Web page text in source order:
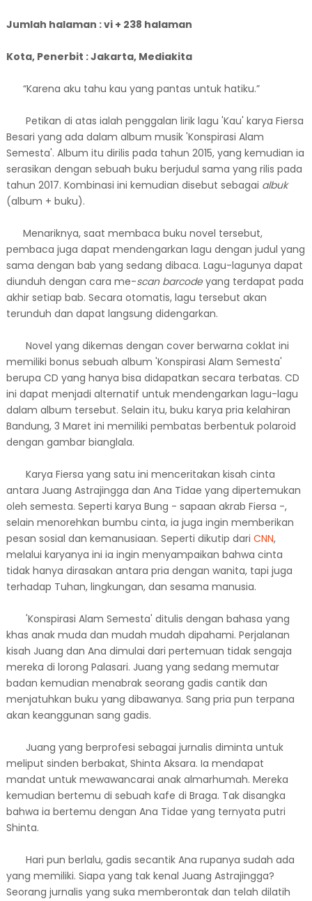
Jumlah halaman : vi + 238 halaman
Kota, Penerbit : Jakarta, Mediakita
“Karena aku tahu kau yang pantas untuk hatiku.”
Petikan di atas ialah penggalan lirik lagu 'Kau' karya Fiersa
Besari yang ada dalam album musik 'Konspirasi Alam
Semesta'. Album itu dirilis pada tahun 2015, yang kemudian ia
serasikan dengan sebuah buku berjudul sama yang rilis pada
tahun 2017. Kombinasi ini kemudian disebut sebagai albuk
(album + buku).
Menariknya, saat membaca buku novel tersebut,
pembaca juga dapat mendengarkan lagu dengan judul yang
sama dengan bab yang sedang dibaca. Lagu-lagunya dapat
diunduh dengan cara me-scan barcodeyang terdapat pada
akhir setiap bab. Secara otomatis, lagu tersebut akan
terunduh dan dapat langsung didengarkan.
Novel yang dikemas dengan cover berwarna coklat ini
memiliki bonus sebuah album 'Konspirasi Alam Semesta'
berupa CD yang hanya bisa didapatkan secara terbatas. CD
ini dapat menjadi alternatif untuk mendengarkan lagu-lagu
dalam album tersebut. Selain itu, buku karya pria kelahiran
Bandung, 3 Maret ini memiliki pembatas berbentuk polaroid
dengan gambar bianglala.
Karya Fiersa yang satu ini menceritakan kisah cinta
antara Juang Astrajingga dan Ana Tidae yang dipertemukan
oleh semesta. Seperti karya Bung - sapaan akrab Fiersa -,
selain menorehkan bumbu cinta, ia juga ingin memberikan
pesan sosial dan kemanusiaan. Seperti dikutip dari CNN,
melalui karyanya ini ia ingin menyampaikan bahwa cinta
tidak hanya dirasakan antara pria dengan wanita, tapi juga
terhadap Tuhan, lingkungan, dan sesama manusia.
'Konspirasi Alam Semesta' ditulis dengan bahasa yang
khas anak muda dan mudah mudah dipahami. Perjalanan
kisah Juang dan Ana dimulai dari pertemuan tidak sengaja
mereka di lorong Palasari. Juang yang sedang memutar
badan kemudian menabrak seorang gadis cantik dan
menjatuhkan buku yang dibawanya. Sang pria pun terpana
akan keanggunan sang gadis.
Juang yang berprofesi sebagai jurnalis diminta untuk
meliput sinden berbakat, Shinta Aksara. Ia mendapat
mandat untuk mewawancarai anak almarhumah. Mereka
kemudian bertemu di sebuah kafe di Braga. Tak disangka
bahwa ia bertemu dengan Ana Tidae yang ternyata putri
Shinta.
Hari pun berlalu, gadis secantik Ana rupanya sudah ada
yang memiliki. Siapa yang tak kenal Juang Astrajingga?
Seorang jurnalis yang suka memberontak dan telah dilatih